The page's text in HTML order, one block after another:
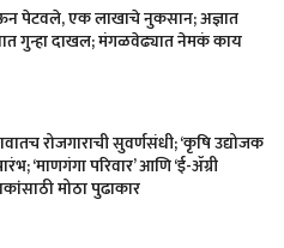
पेटवले, एक लाखाचे नुकसान; अज्ञात
गुन्हा दाखल; मंगळवेढ्यात नेमकं काय
रोजगाराची सुवर्णसंधी; ‘कृषि उद्योजक
‘माणगंगा परिवार’ आणि ‘ई-ॲग्री
मोठा पुढाकार